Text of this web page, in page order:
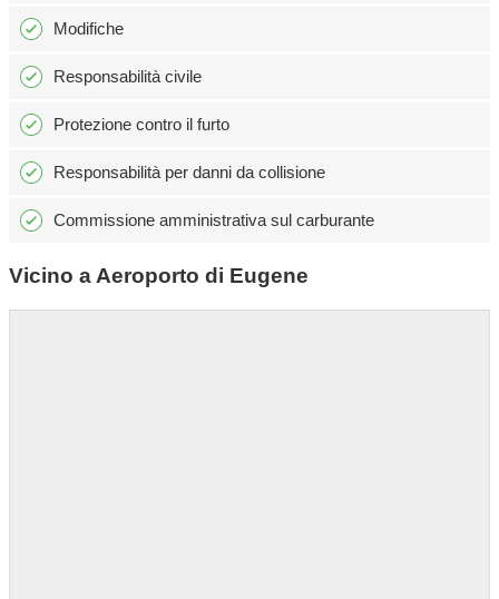
Modifiche
Responsabilità civile
Protezione contro il furto
Responsabilità per danni da collisione
Commissione amministrativa sul carburante
Vicino a Aeroporto di Eugene